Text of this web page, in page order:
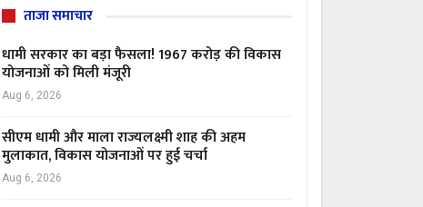
ताजा समाचार
धामी सरकार का बड़ा फैसला! 1967 करोड़ की विकास
योजनाओं को मिली मंजूरी
Aug 6, 2026
सीएम धामी और माला राज्यलक्ष्मी शाह की अहम
मुलाकात, विकास योजनाओं पर हुई चर्चा
Aug 6, 2026